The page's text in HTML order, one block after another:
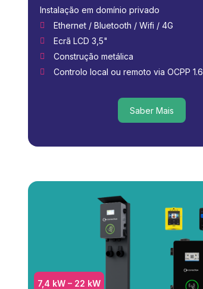
Instalação em domínio privado
Ethernet / Bluetooth / Wifi / 4G
Ecrã LCD 3,5"
Construção metálica
Controlo local ou remoto via OCPP 1.6
Saber Mais
Saber Mais
7,4 kW – 22 kW